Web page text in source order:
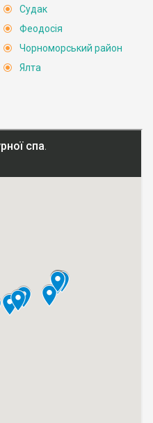
Судак
Феодосія
Чорноморський район
Ялта